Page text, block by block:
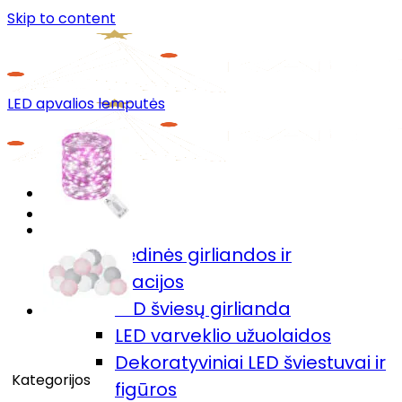
Skip to content
Menu
🎄Kalėdinės girliandos ir
dekoracijos
LED šviesų girlianda
LED varveklio užuolaidos
Dekoratyviniai LED šviestuvai ir
figūros
LED apvalios lemputės
Kategorijos